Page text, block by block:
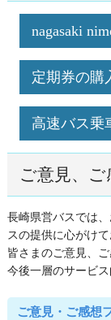
nagasaki
定期券の購
高速バス乗
ご意見、ご
長崎県営バスでは
スの提供に心がけて
皆さまのご意見、
今後一層のサービス
ご意見・ご感想